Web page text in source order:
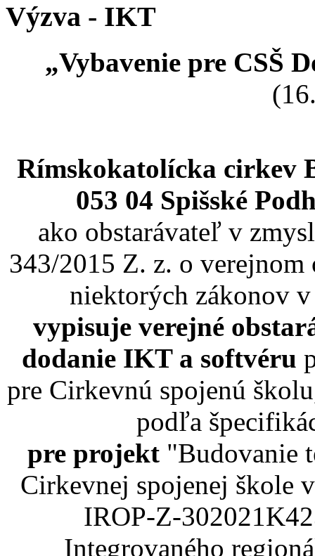
Výzva - IKT
„Vybavenie pre CSŠ
Rímskokatolícka cirkev
053 04 Spišské
ako obstarávateľ v
343/2015 Z. z. o verejnom
niektorých zákonov
vypisuje verejné
dodanie IKT a softvéru
pre Cirkevnú spojenú
podľa
pre projekt "Budovanie
Cirkevnej spojenej
IROP-Z-
Integrovaného